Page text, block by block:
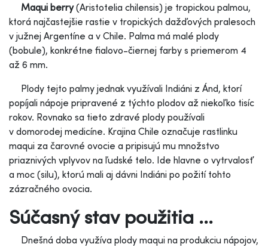
Maqui berry(Aristotelia chilensis) je tropickou palmou,
ktorá najčastejšie rastie v tropických dažďových pralesoch
v južnej Argentíne a v Chile. Palma má malé plody
(bobule), konkrétne fialovo-čiernej farby s priemerom 4
až 6 mm.
Plody tejto palmy jednak využívali Indiáni z Ánd, ktorí
popíjali nápoje pripravené z týchto plodov až niekoľko tisíc
rokov. Rovnako sa tieto zdravé plody používali
v domorodej medicíne. Krajina Chile označuje rastlinku
maqui za čarovné ovocie a pripisujú mu množstvo
priaznivých vplyvov na ľudské telo. Ide hlavne o vytrvalosť
a moc (silu), ktorú mali aj dávni Indiáni po požití tohto
zázračného ovocia.
Súčasný stav použitia ...
Dnešná doba využíva plody maqui na produkciu nápojov,